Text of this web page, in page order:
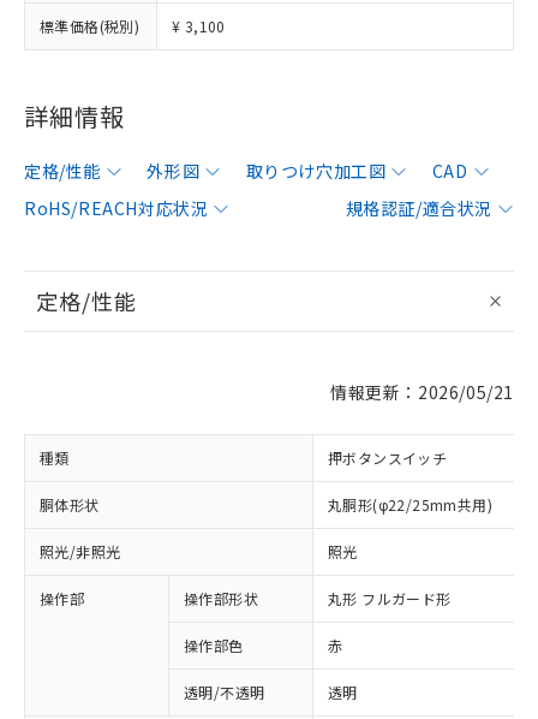
標準価格(税別) ¥ 3,100
詳細情報
定格/性能 外形図 取りつけ穴加工図
CAD
RoHS/REACH対応状況
規格認証/適合状況
定格/性能
情報更新：2026/05/21
種類 押ボタンスイッチ
胴体形状 丸胴形(φ22/25mm共用)
照光/非照光 照光
操作部 操作部形状 丸形 フルガード形
操作部色 赤
透明/不透明 透明